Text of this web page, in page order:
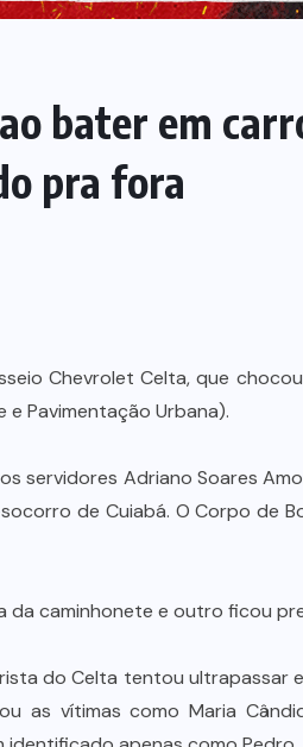
bater em
pra fora
Chevrolet Celta, que
Pavimentação Urbana).
servidores Adriano Soares
de Cuiabá. O Corpo de
da caminhonete e outro ficou
do Celta tentou ultrapassar
as vítimas como Maria